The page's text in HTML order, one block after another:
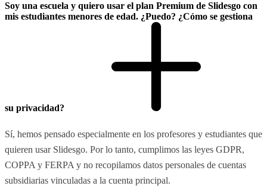
Soy una escuela y quiero usar el plan Premium de Slidesgo con
mis estudiantes menores de edad. ¿Puedo? ¿Cómo se gestiona
su privacidad?
Sí, hemos pensado especialmente en los profesores y estudiantes que
quieren usar Slidesgo. Por lo tanto, cumplimos las leyes GDPR,
COPPA y FERPA y no recopilamos datos personales de cuentas
subsidiarias vinculadas a la cuenta principal.